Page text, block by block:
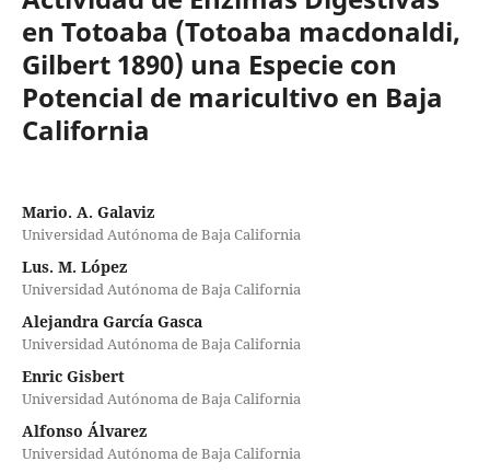
en Totoaba (Totoaba macdonaldi,
Gilbert 1890) una Especie con
Potencial de maricultivo en Baja
California
Mario. A. Galaviz
Universidad Autónoma de Baja California
Lus. M. López
Universidad Autónoma de Baja California
Alejandra García Gasca
Universidad Autónoma de Baja California
Enric Gisbert
Universidad Autónoma de Baja California
Alfonso Álvarez
Universidad Autónoma de Baja California